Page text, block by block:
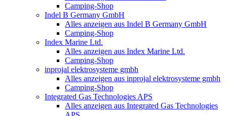
Camping-Shop
Indel B Germany GmbH
Alles anzeigen aus Indel B Germany GmbH
Camping-Shop
Index Marine Ltd.
Alles anzeigen aus Index Marine Ltd.
Camping-Shop
inprojal elektrosysteme gmbh
Alles anzeigen aus inprojal elektrosysteme gmbh
Camping-Shop
Integrated Gas Technologies APS
Alles anzeigen aus Integrated Gas Technologies